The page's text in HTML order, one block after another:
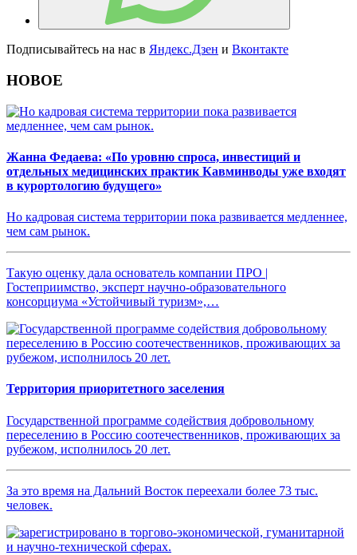
Подписывайтесь на нас в Яндекс.Дзен и Вконтакте
НОВОЕ
Жанна Федаева: «По уровню спроса, инвестиций и
отдельных медицинских практик Кавминводы уже входят
в курортологию будущего»
Но кадровая система территории пока развивается медленнее,
чем сам рынок.
Такую оценку дала основатель компании ПРО |
Гостеприимство, эксперт научно-образовательного
консорциума «Устойчивый туризм»,…
Территория приоритетного заселения
Государственной программе содействия добровольному
переселению в Россию соотечественников, проживающих за
рубежом, исполнилось 20 лет.
За это время на Дальний Восток переехали более 73 тыс.
человек.